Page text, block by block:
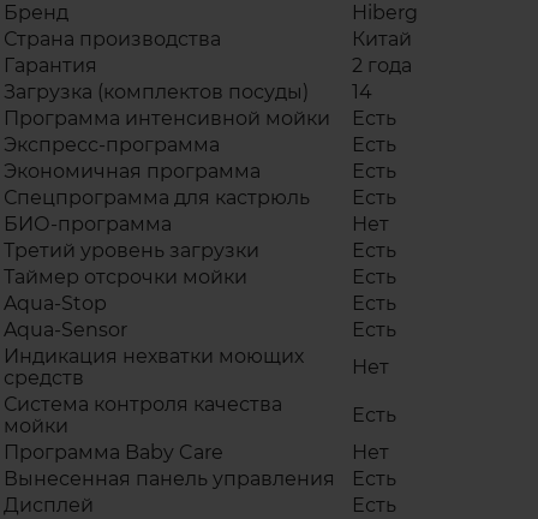
Бренд
Hiberg
Страна производства
Китай
Гарантия
2 года
Загрузка (комплектов посуды)
14
Программа интенсивной мойки
Есть
Экспресс-программа
Есть
Экономичная программа
Есть
Спецпрограмма для кастрюль
Есть
БИО-программа
Нет
Третий уровень загрузки
Есть
Таймер отсрочки мойки
Есть
Aqua-Stop
Есть
Aqua-Sensor
Есть
Индикация нехватки моющих
средств
Нет
Система контроля качества
мойки
Есть
Программа Baby Care
Нет
Вынесенная панель управления
Есть
Дисплей
Есть